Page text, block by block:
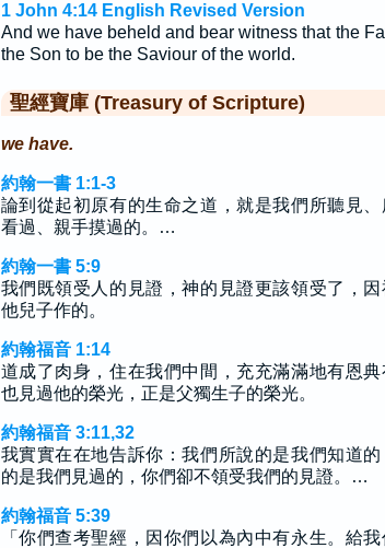
1 John 4:14 English Revised Version
And we have beheld and bear witness that the
the Son to be the Saviour of the world.
聖經寶庫 (Treasury of Scripture)
we have.
約翰一書 1:1-3
論到從起初原有的生命之道，就是我們所聽見
看過、親手摸過的。…
約翰一書 5:9
我們既領受人的見證，神的見證更該領受了，
他兒子作的。
約翰福音 1:14
道成了肉身，住在我們中間，充充滿滿地有恩典
也見過他的榮光，正是父獨生子的榮光。
約翰福音 3:11,32
我實實在在地告訴你：我們所說的是我們知道
的是我們見過的，你們卻不領受我們的見證。…
約翰福音 5:39
「你們查考聖經，因你們以為內中有永生。給